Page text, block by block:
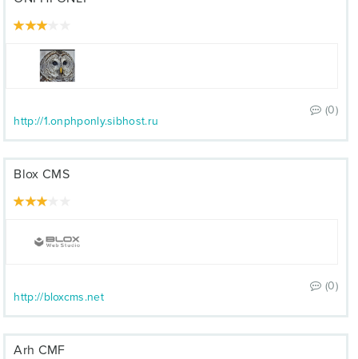
(0)
http://1.onphponly.sibhost.ru
Blox CMS
(0)
http://bloxcms.net
Arh CMF